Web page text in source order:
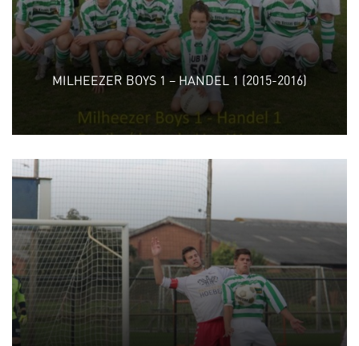
MILHEEZER BOYS 1 – HANDEL 1 (2015-2016)